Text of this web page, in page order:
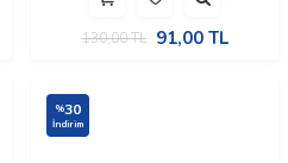
130,00TL 91,00TL
%30
İndirim